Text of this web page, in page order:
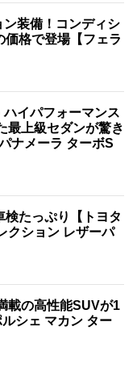
装備！コンディシ
価格で登場【フェラ
イパフォーマンス
最上級セダンが驚き
ナメーラ ターボS
たっぷり【トヨタ
クション レザーパ
載の高性能SUVが1
シェ マカン ター